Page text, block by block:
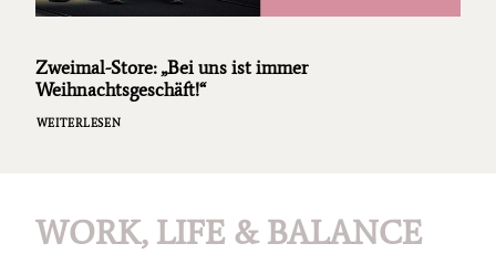
Zweimal-Store: „Bei uns ist immer
Weihnachtsgeschäft!“
WEITERLESEN
WORK, LIFE & BALANCE